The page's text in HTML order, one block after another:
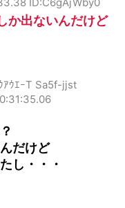
ﾁｮｲW 6358-1vyR
ID:C6gAjWby0
ｳｴｰT Sa5f-jjst
だけど
し・・・